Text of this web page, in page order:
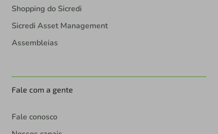
Shopping do Sicredi
Sicredi Asset Management
Assembleias
Fale com a gente
Fale conosco